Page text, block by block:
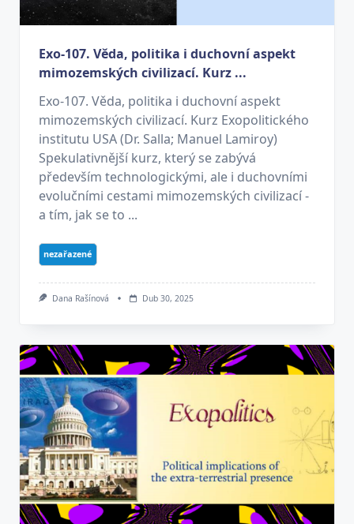
Exo-107. Věda, politika i duchovní aspekt
mimozemských civilizací. Kurz ...
Exo-107. Věda, politika i duchovní aspekt
mimozemských civilizací. Kurz Exopolitického
institutu USA (Dr. Salla; Manuel Lamiroy)
Spekulativnější kurz, který se zabývá
především technologickými, ale i duchovními
evolučními cestami mimozemských civilizací -
a tím, jak se to ...
nezařazené
Dana Rašínová Dub 30, 2025